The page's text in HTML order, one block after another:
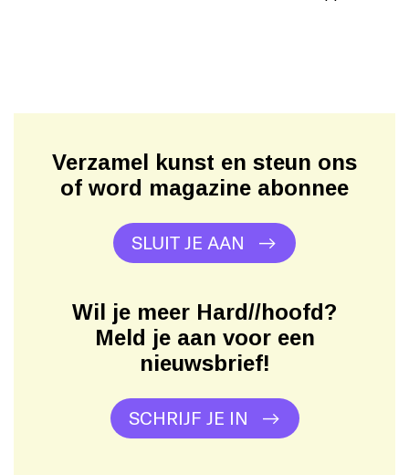
Verzamel kunst en steun ons
of word magazine abonnee
SLUIT JE AAN
Wil je meer Hard//hoofd?
Meld je aan voor een
nieuwsbrief!
SCHRIJF JE IN